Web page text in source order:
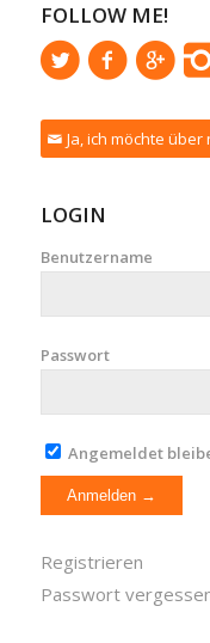
FOLLOW ME!
Ja, ich möchte
LOGIN
Benutzername
Passwort
Angemeldet
Registrieren
Passwort